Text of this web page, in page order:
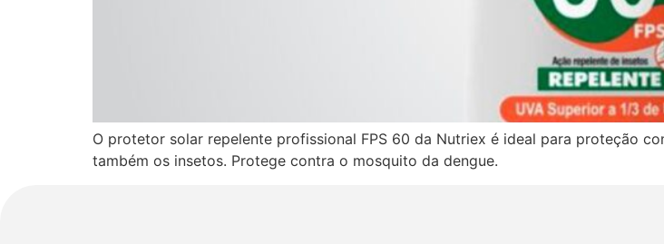
O protetor solar repelente profissional FPS 60 da Nutriex é ideal para proteção
também os insetos. Protege contra o mosquito da dengue.